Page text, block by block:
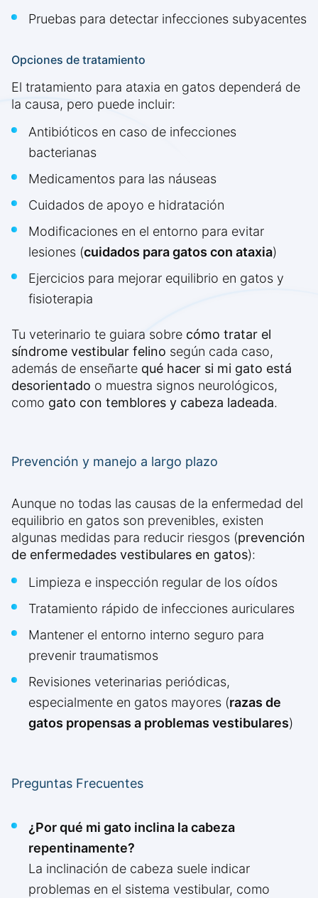
Pruebas para detectar infecciones subyacentes
Opciones de tratamiento
El tratamiento para ataxia en gatos dependerá de
la causa, pero puede incluir:
Antibióticos en caso de infecciones
bacterianas
Medicamentos para las náuseas
Cuidados de apoyo e hidratación
Modificaciones en el entorno para evitar
lesiones (cuidados para gatos con ataxia)
Ejercicios para mejorar equilibrio en gatos y
fisioterapia
Tu veterinario te guiara sobre cómo tratar el
síndrome vestibular felino según cada caso,
además de enseñarte qué hacer si mi gato está
desorientado o muestra signos neurológicos,
como gato con temblores y cabeza ladeada.
Prevención y manejo a largo plazo
Aunque no todas las causas de la enfermedad del
equilibrio en gatos son prevenibles, existen
algunas medidas para reducir riesgos (prevención
de enfermedades vestibulares en gatos):
Limpieza e inspección regular de los oídos
Tratamiento rápido de infecciones auriculares
Mantener el entorno interno seguro para
prevenir traumatismos
Revisiones veterinarias periódicas,
especialmente en gatos mayores (razas de
gatos propensas a problemas vestibulares)
Preguntas Frecuentes
¿Por qué mi gato inclina la cabeza
repentinamente?
La inclinación de cabeza suele indicar
problemas en el sistema vestibular, como